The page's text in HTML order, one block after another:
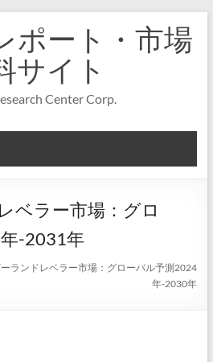
ポート・市場
サイト
Center Corp.
ベラー市場：グロ
-2031年
ランドレベラー市場：グローバル予測2024
年-2030年